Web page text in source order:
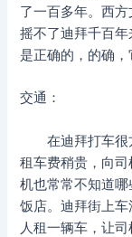
了一百多年。西
摇不了迪拜千百
是正确的，的确，
交通：
在迪拜打车很
租车费稍贵，向
机也常常不知道
饭店。迪拜街上
人租一辆车，让司